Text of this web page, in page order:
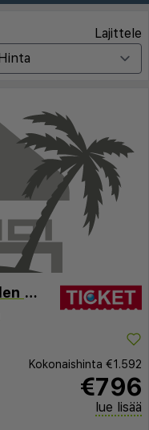
Lajittele
Apartamentos Atlantic Garden Beach Mate
Kokonaishinta €1.592
€796
lue lisää